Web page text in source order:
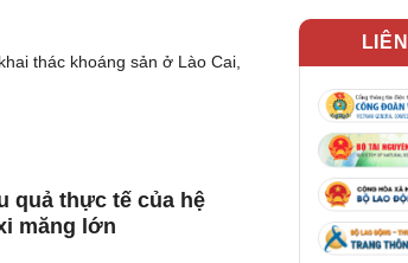
thác khoáng sản ở Lào Cai,
quả thực tế của hệ
măng lớn